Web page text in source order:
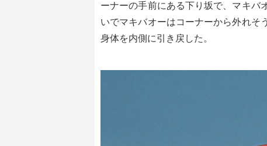
ーナーの手前にある下り坂で、マキバ
いでマキバオーはコーナーから外れそ
身体を内側に引き戻した。